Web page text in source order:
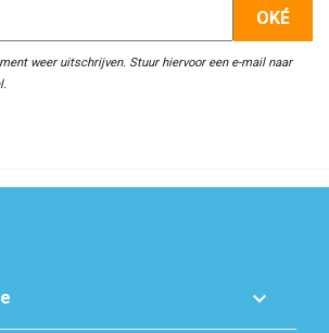
weer uitschrijven. Stuur hiervoor een e-mail naar
